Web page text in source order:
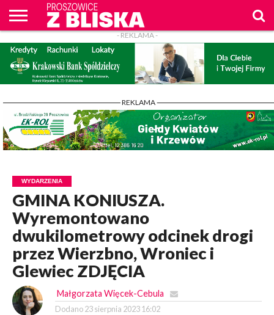
O
NAS
WIADOMOŚCI
ZAPYTAM
WPROST
CENNIK
REKLAM
PROSZOWICE
Z BLISKA
KONTAKT
- REKLAMA -
- REKLAMA -
WYDARZENIA
GMINA KONIUSZA.
Wyremontowano
dwukilometrowy odcinek drogi
przez Wierzbno, Wroniec i
Glewiec ZDJĘCIA
Małgorzata Więcek-Cebula
Dodano 23 sierpnia 2023 16:02